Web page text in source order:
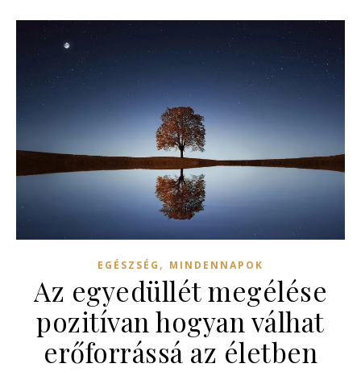
EGÉSZSÉG , MINDENNAPOK
Az egyedüllét megélése
pozitívan hogyan válhat
erőforrássá az életben